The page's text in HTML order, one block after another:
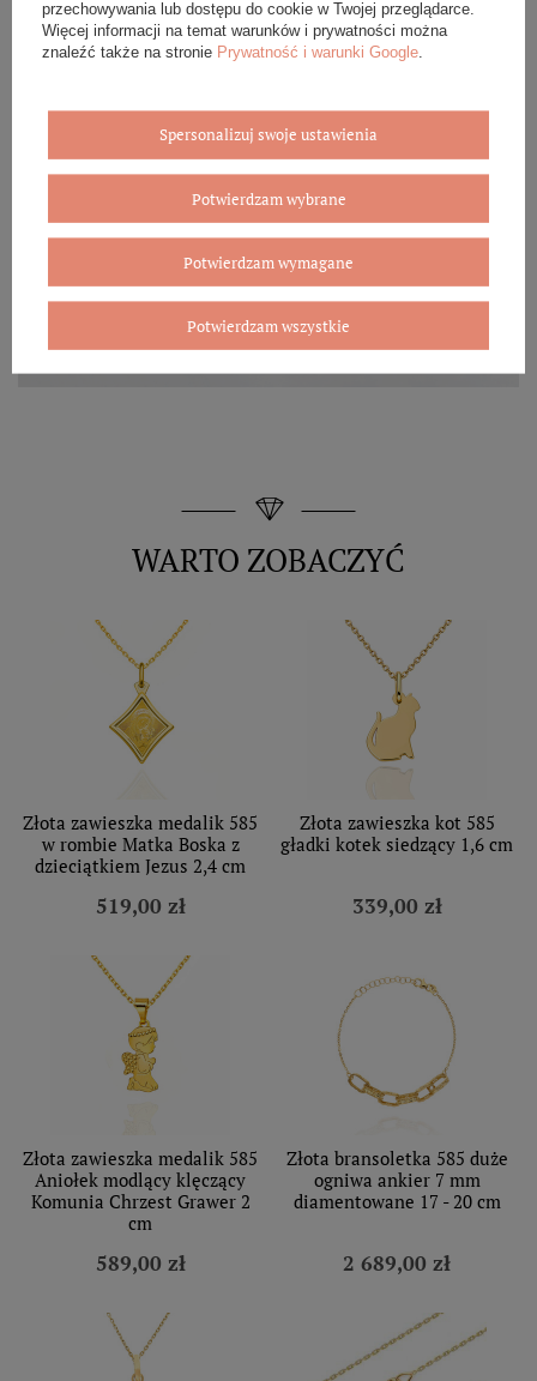
WARTO ZOBACZYĆ
Złota zawieszka medalik 585
w rombie Matka Boska z
dzieciątkiem Jezus 2,4 cm
519,00 zł
Złota zawieszka kot 585
gładki kotek siedzący 1,6 cm
339,00 zł
Złota zawieszka medalik 585
Aniołek modlący klęczący
Komunia Chrzest Grawer 2
cm
589,00 zł
Złota bransoletka 585 duże
ogniwa ankier 7 mm
diamentowane 17 - 20 cm
2 689,00 zł
przechowywania lub dostępu do cookie w Twojej przeglądarce.
Więcej informacji na temat warunków i prywatności można
znaleźć także na stronie Prywatność i warunki Google
Spersonalizuj swoje ustawienia
Potwierdzam wybrane
Potwierdzam wymagane
Potwierdzam wszystkie